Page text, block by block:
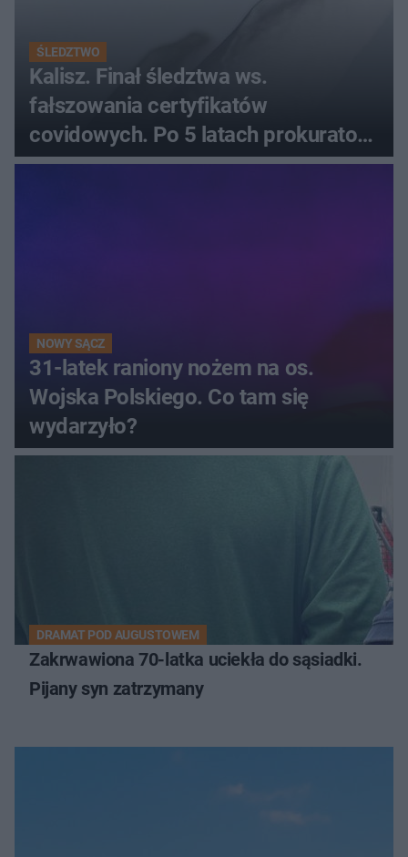
ŚLEDZTWO
Kalisz. Finał śledztwa ws.
fałszowania certyfikatów
covidowych. Po 5 latach prokurator
zamyka sprawę
NOWY SĄCZ
31-latek raniony nożem na os.
Wojska Polskiego. Co tam się
wydarzyło?
DRAMAT POD AUGUSTOWEM
Zakrwawiona 70-latka uciekła do sąsiadki.
Pijany syn zatrzymany